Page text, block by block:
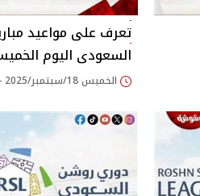
تعرف على مواعيد
السعودى اليوم
الخميس 18/سبتمبر/2025 - 07:34 ص